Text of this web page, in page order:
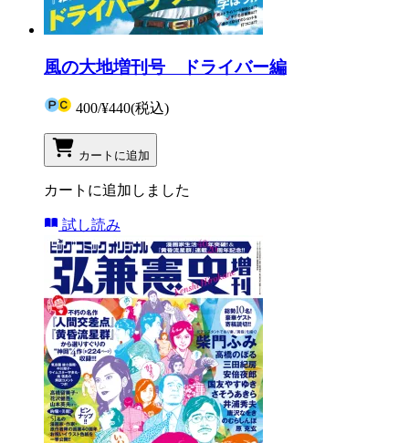
風の大地増刊号 ドライバー編
400/¥440(税込)
カートに追加
カートに追加しました
試し読み